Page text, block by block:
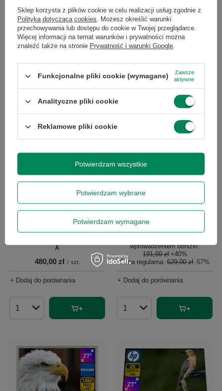
Samsung F27T450FQR 27" A
374,00 zł szt.
Ilość produktów
Najniższa cena produktu w
okresie 30 dni przed
wprowadzeniem obniżki:
534,00 zł -10%
Cena regularna:549,00 zł
Ilość produktów
A
480,00 zł / szt.
+ Dodaj do porównania
Ilość produktów
Najniższa cena produktu w
wprowadzeniem obniżki:
191,00 zł +40%
Cena regularna: 629,00 zł -57%
+ Dodaj do porównania
Ilość produktów
Sklep korzysta z plików cookie w celu realizacji usług zgodnie z
Polityką dotyczącą cookies. Możesz określić warunki
przechowywania lub dostępu do cookie w Twojej przeglądarce.
Więcej informacji na temat warunków i prywatności można
znaleźć także na stronie Prywatność i warunki Google.
Funkcjonalne pliki cookie (wymagane)
Zawsze
aktywne
Analityczne pliki cookie
Reklamowe pliki cookie
Potwierdzam wybrane
Potwierdzam wymagane
Potwierdzam wszystkie